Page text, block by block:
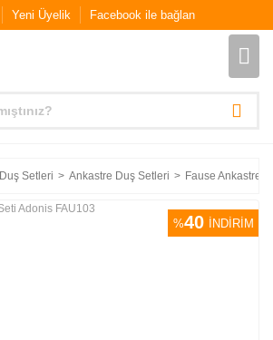
Yeni Üyelik Facebook ile bağlan
Duş Setleri Ankastre Duş Setleri Fause Ankastre
%40 İNDİRİM